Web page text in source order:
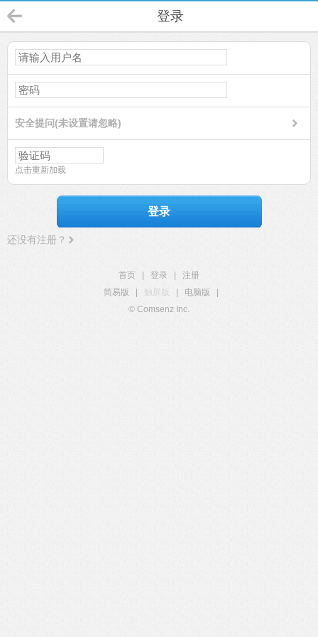
登录
安全提问(未设置请忽略)
点击重新加载
登录
还没有注册？
首页 登录
注册
简易版
触屏版 电脑版
© Comsenz Inc.